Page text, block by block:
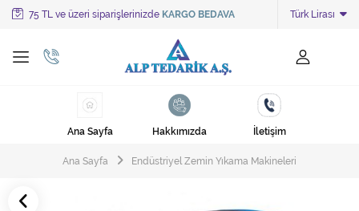
75 TL ve üzeri siparişlerinizde KARGO BEDAVA Türk Lirası
Tüm Kategoriler
Ayakkabı Cila Makineleri
Cila Makineleri
Çöp Kovası
Çöp Torbaları
Ana Sayfa Hakkımızda İletişim
Ana Sayfa Endüstriyel Zemin Yıkama Makineleri